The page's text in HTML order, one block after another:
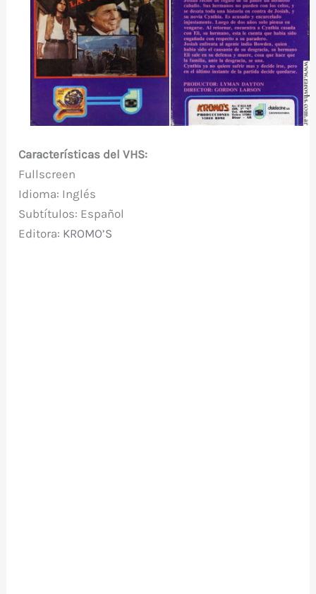
Características del VHS:
Fullscreen
Idioma: Inglés
Subtítulos: Español
Editora: KROMO’S